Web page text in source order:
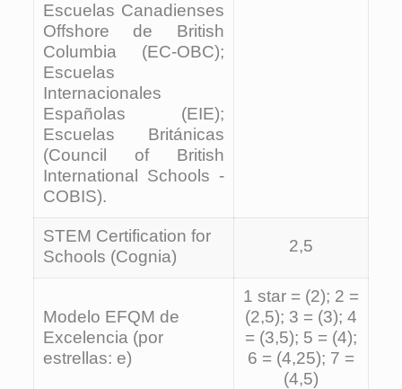
Escuelas Canadienses
Offshore de British
Columbia (EC-OBC);
Escuelas
Internacionales
Españolas (EIE);
Escuelas Británicas
(Council of British
International Schools -
COBIS).
STEM Certification for
Schools (Cognia)
2,5
Modelo EFQM de
Excelencia (por
estrellas: e)
1 star = (2); 2 =
(2,5); 3 = (3); 4
= (3,5); 5 = (4);
6 = (4,25); 7 =
(4,5)